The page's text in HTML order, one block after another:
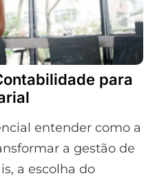
para
entender como a
a gestão de
a escolha do